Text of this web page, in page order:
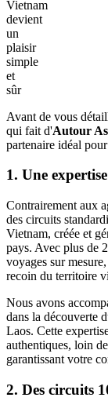
Vietnam
devient
un
plaisir
simple
et
sûr
Avant de vous
qui fait d'Autour
partenaire idéal
1. Une
Contrairement aux
des circuits
Vietnam, créée et
pays. Avec plus de
voyages sur
recoin du territoire
Nous avons
dans la découverte
Laos. Cette
authentiques, loin
garantissant votre
2. Des circuits